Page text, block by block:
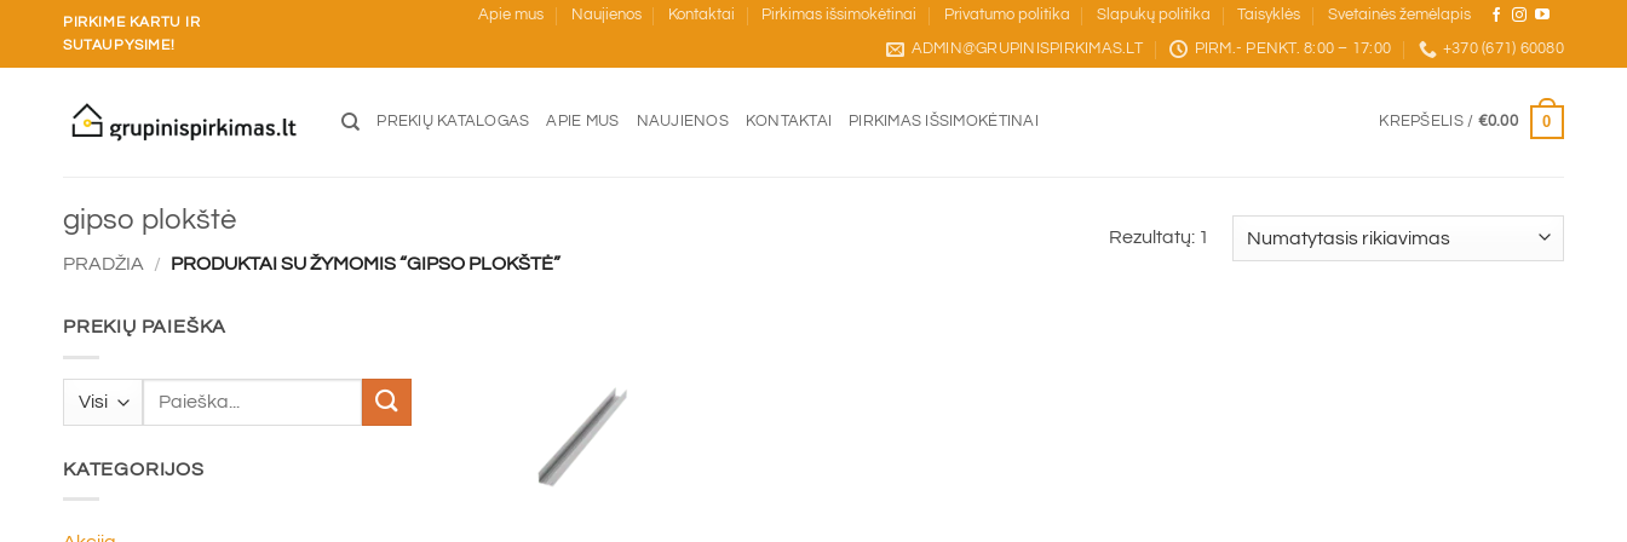
content
PIRKIME KARTU IR
SUTAUPYSIME!
Apie mus Naujienos Kontaktai Pirkimas išsimokėtinai Privatumo politika Slapukų politika Taisyklės Svetainės žemėlapis
ADMIN@GRUPINISPIRKIMAS.LT PIRM.- PENKT. 8:00 – 17:00 +370 (671) 60080
PREKIŲ KATALOGAS APIE MUS NAUJIENOS KONTAKTAI PIRKIMAS IŠSIMOKĖTINAI KREPŠELIS / €0.00 0
gipso plokštė
PRADŽIA / PRODUKTAI SU ŽYMOMIS “GIPSO PLOKŠTĖ”
Rezultatų: 1
PREKIŲ PAIEŠKA
Ieškoti:
KATEGORIJOS